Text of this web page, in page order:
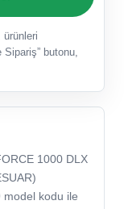
ürünleri
Sipariş” butonu,
1000 DLX
kodu ile